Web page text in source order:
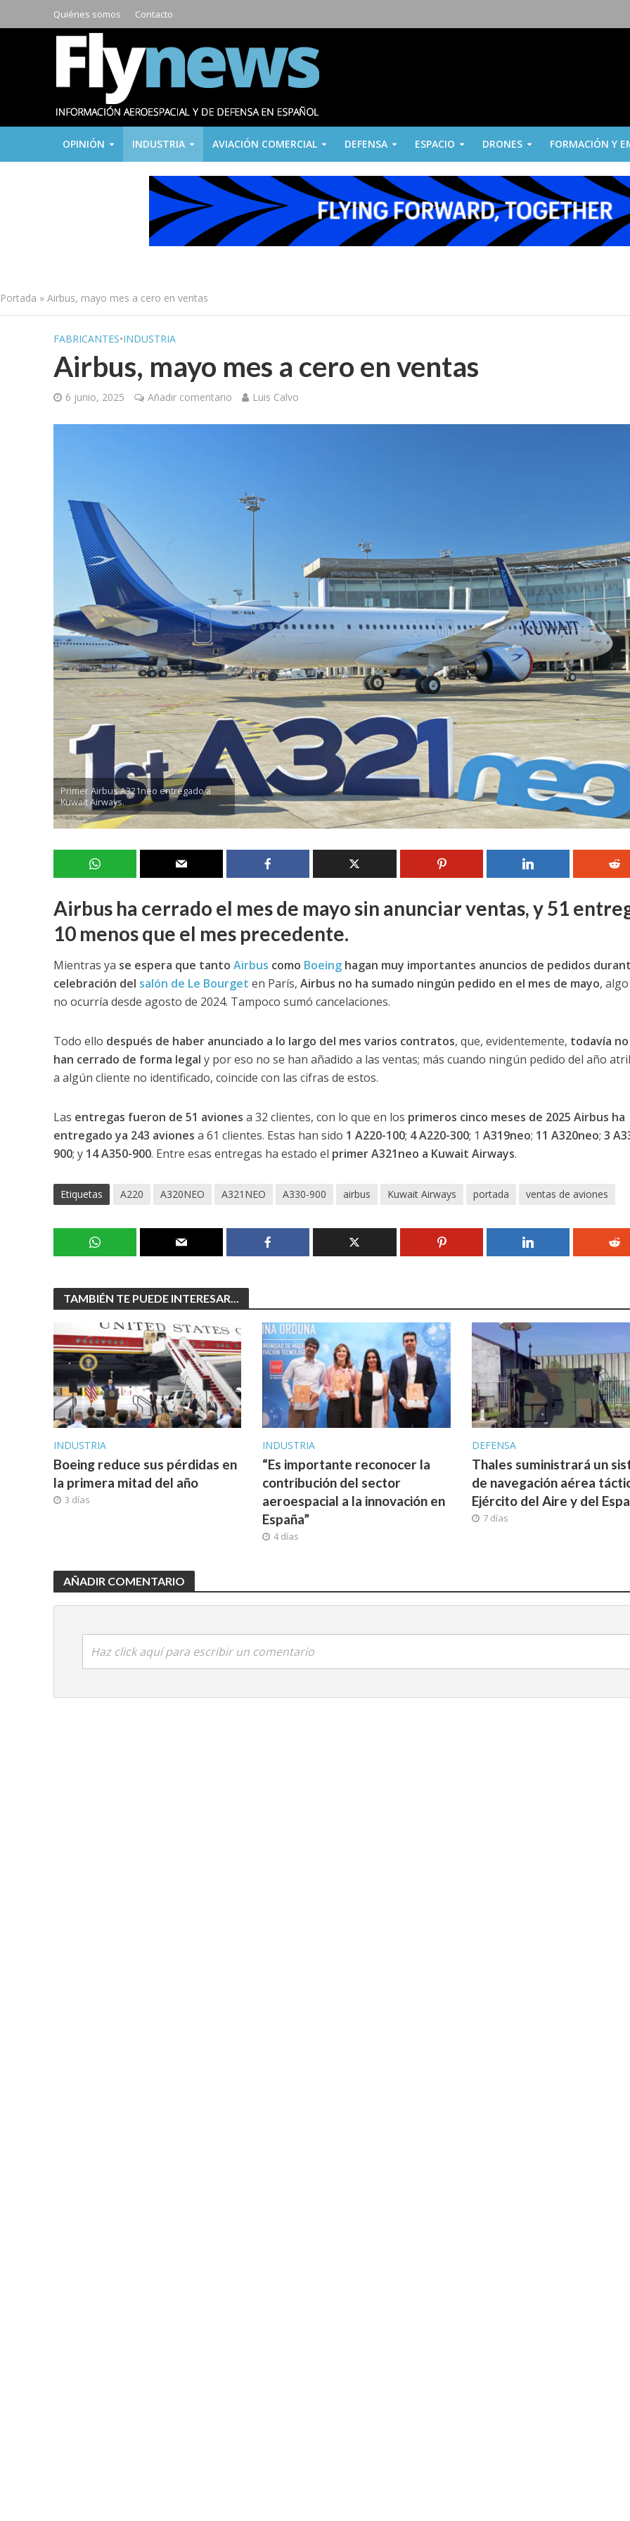
Quiénes somos Contacto
OPINIÓN INDUSTRIA AVIACIÓN COMERCIAL DEFENSA ESPACIO DRONES FORMACIÓN Y
Portada » Airbus, mayo mes a cero en ventas
FABRICANTES•INDUSTRIA
Airbus, mayo mes a cero en ventas
6 junio, 2025 Añadir comentario Luis Calvo
Primer Airbus A321neo entregado a
Kuwait Airways.
Airbus ha cerrado el mes de mayo sin anunciar ventas, y 51
10 menos que el mes precedente.
Mientras ya se espera que tanto Airbus como Boeinghagan muy importantes anuncios de pedidos
celebración del salón de Le Bourget en París, Airbus no ha sumado ningún pedido en el mes de mayo,
no ocurría desde agosto de 2024. Tampoco sumó cancelaciones.
Todo ello después de haber anunciado a lo largo del mes varios contratos, que, evidentemente, todavía
han cerrado de forma legal y por eso no se han añadido a las ventas; más cuando ningún pedido del año
a algún cliente no identificado, coincide con las cifras de estos.
Las entregas fueron de 51 aviones a 32 clientes, con lo que en los primeros cinco meses de 2025 Airbus ha
entregado ya 243 aviones a 61 clientes. Estas han sido 1 A220-100; 4 A220-300; 1 A319neo; 11 A320neo; 3
900; y 14 A350-900. Entre esas entregas ha estado el primer A321neo a Kuwait Airways.
Etiquetas A220 A320NEO A321NEO A330-900 airbus Kuwait Airways portada ventas de aviones
TAMBIÉN TE PUEDE INTERESAR...
INDUSTRIA
Boeing reduce sus pérdidas en
la primera mitad del año
3 días
INDUSTRIA
“Es importante reconocer la
contribución del sector
aeroespacial a la innovación en
España”
4 días
DEFENSA
Thales suministrará un
de navegación aérea
Ejército del Aire y del
7 días
AÑADIR COMENTARIO
Haz click aquí para escribir un comentario